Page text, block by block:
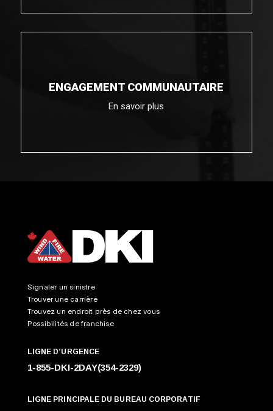
ENGAGEMENT COMMUNAUTAIRE
En savoir plus
Signaler un sinistre
Trouver une carrière
Trouvez un endroit près de chez vous
Possibilités de franchise
LIGNE D’URGENCE
1-855-DKI-2DAY(354-2329)
LIGNE PRINCIPALE DU BUREAU CORPORATIF